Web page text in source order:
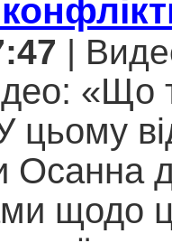
|
«Що
цьому
Осанна
щодо